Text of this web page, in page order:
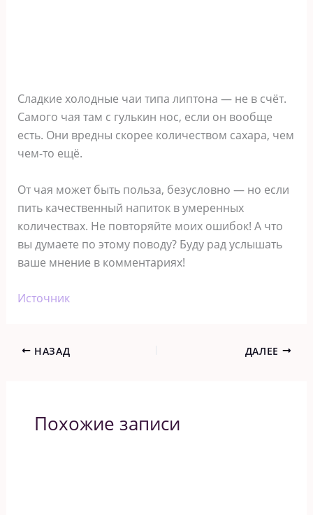
Сладкие холодные чаи типа липтона — не в счёт.
Самого чая там с гулькин нос, если он вообще
есть. Они вредны скорее количеством сахара, чем
чем-то ещё.
От чая может быть польза, безусловно — но если
пить качественный напиток в умеренных
количествах. Не повторяйте моих ошибок! А что
вы думаете по этому поводу? Буду рад услышать
ваше мнение в комментариях!
Источник
НАЗАД ДАЛЕЕ
Похожие записи